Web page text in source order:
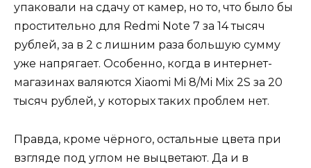
упаковали на сдачу от камер, но то, что было бы
простительно для Redmi Note 7 за 14 тысяч
рублей, за в 2 с лишним раза большую сумму
уже напрягает. Особенно, когда в интернет-
магазинах валяются Xiaomi Mi 8/Mi Mix 2S за 20
тысяч рублей, у которых таких проблем нет.
Правда, кроме чёрного, остальные цвета при
взгляде под углом не выцветают. Да и в